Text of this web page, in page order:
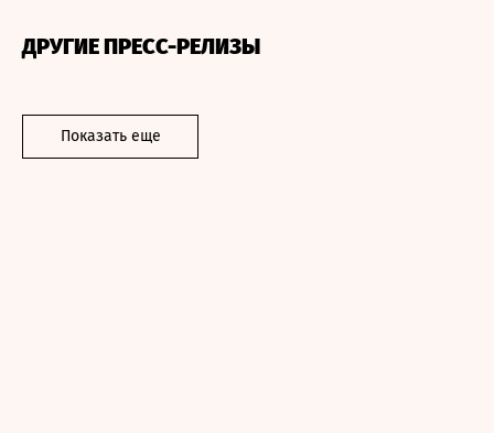
ДРУГИЕ ПРЕСС-РЕЛИЗЫ
Показать еще